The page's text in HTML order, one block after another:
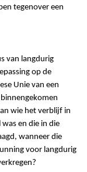
tegenover een
van langdurig
op de
Unie van een
wie het verblijf in
en die in die
wanneer die
voor langdurig